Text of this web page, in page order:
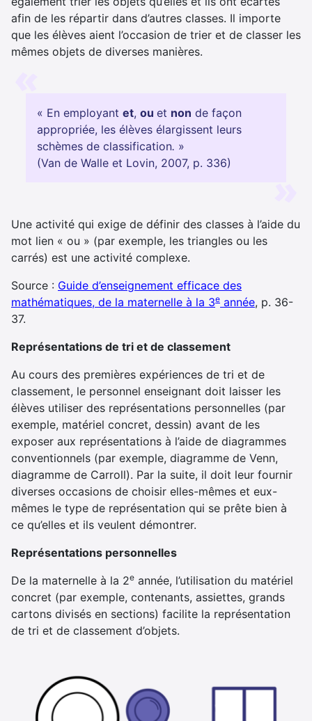
afin de les répartir dans d’autres classes. Il importe
que les élèves aient l’occasion de trier et de classer les
mêmes objets de diverses manières.
« En employant et, ou et non de façon
appropriée, les élèves élargissent leurs
schèmes de classification. »
(Van de Walle et Lovin, 2007, p. 336)
Une activité qui exige de définir des classes à l’aide du
mot lien « ou » (par exemple, les triangles ou les
carrés) est une activité complexe.
Source : Guide d’enseignement efficace des
mathématiques, de la maternelle à la 3e année, p. 36-
37.
Représentations de tri et de classement
Au cours des premières expériences de tri et de
classement, le personnel enseignant doit laisser les
élèves utiliser des représentations personnelles (par
exemple, matériel concret, dessin) avant de les
exposer aux représentations à l’aide de diagrammes
conventionnels (par exemple, diagramme de Venn,
diagramme de Carroll). Par la suite, il doit leur fournir
diverses occasions de choisir elles-mêmes et eux-
mêmes le type de représentation qui se prête bien à
ce qu’elles et ils veulent démontrer.
Représentations personnelles
De la maternelle à la 2e année, l’utilisation du matériel
concret (par exemple, contenants, assiettes, grands
cartons divisés en sections) facilite la représentation
de tri et de classement d’objets.